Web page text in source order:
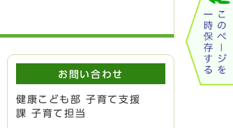
お問い合わせ
健康こども部 子育て支援
課 子育て担当